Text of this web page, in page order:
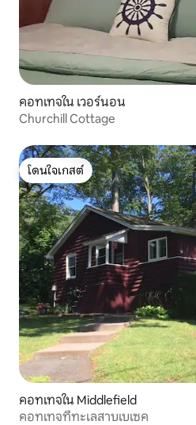
คอทเทจใน เวอร์นอน
Churchill Cottage
โดนใจเกสต์
โดนใจเกสต์
คอทเทจใน Middlefield
คอทเทจที่ทะเลสาบเบเซค